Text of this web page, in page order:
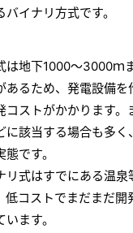
イナリ方式です。
は地下1000～3000ｍ
あるため、発電設備を
コストがかかります。
に該当する場合も多く
です。
リ式はすでにある温泉
低コストでまだまだ開
ます。